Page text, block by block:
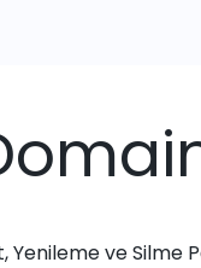
Yenileme ve Silme